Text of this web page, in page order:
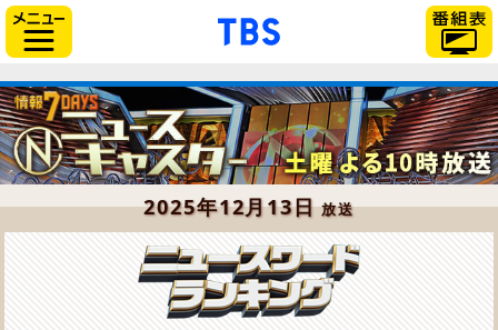
「TBSテレビ」トップペー
2025年12月13日放送